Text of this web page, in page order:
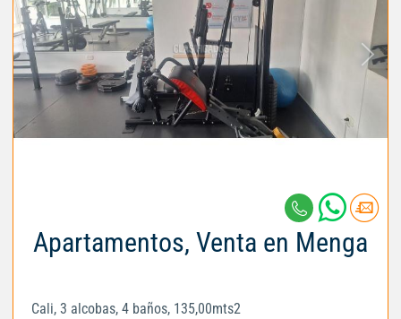
Apartamentos, Venta en Menga
Cali, 3 alcobas, 4 baños, 135,00mts2